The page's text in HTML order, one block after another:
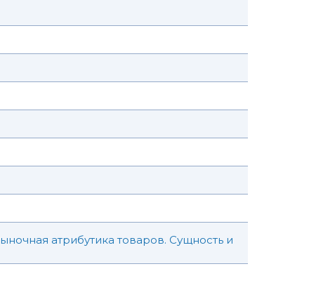
атрибутика товаров. Сущность и